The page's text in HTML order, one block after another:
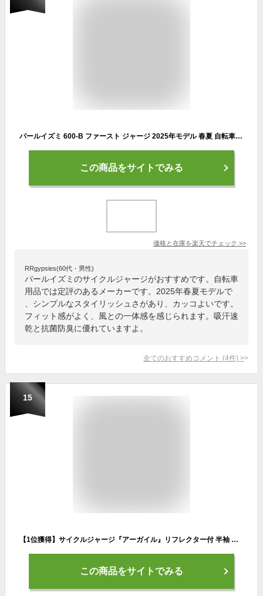
パールイズミ 600-B ファースト ジャージ 2025年モデル 春夏 自転車 ウエア ベーシックフィット サイクルジャージ 半袖
この商品をサイトでみる
価格と在庫を楽天でチェック >>
RRgypsies(60代・男性)
パールイズミのサイクルジャージがおすすめです。自転車
用品では定評のあるメーカーです。2025年春夏モデルで
、シンプルなスタイリッシュさがあり、カッコよいです。
フィット感がよく、風との一体感を感じられます。吸汗速
乾と抗菌防臭に優れていますよ。
全てのおすすめコメント (4件) >
15
【1位獲得】サイクルジャージ『アーガイル』リフレクター付 半袖 サイクリングウェア サイクリングジャージ スポーツウェア シャツ おしゃれ ロードバイク サイクリング 自転車ウエア 自転車ジャージ メンズウェア シャツ カジュアル 春 夏 かっこいい おすすめ
この商品をサイトでみる